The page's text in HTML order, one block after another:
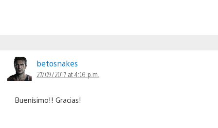
betosnakes
27/09/2017 at 4:09 p.m.
Buenísimo!! Gracias!